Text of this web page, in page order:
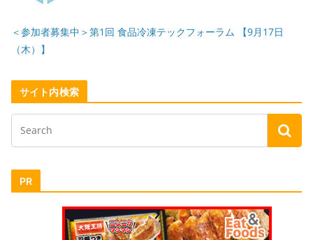
＜参加者募集中＞第1回 食品冷凍テックフォーラム 【9月17日
（木）】
サイト内検索
PR